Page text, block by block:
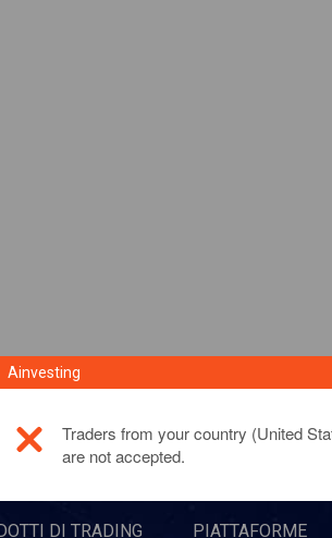
prodotto di investimento,fai clic qui
DI TRADING PIATTAFORME
Ainvesting
Traders from your country (United
are not accepted.